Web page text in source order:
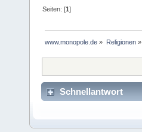
Seiten: [1]
www.monopole.de » Religionen»
Schnellantwort